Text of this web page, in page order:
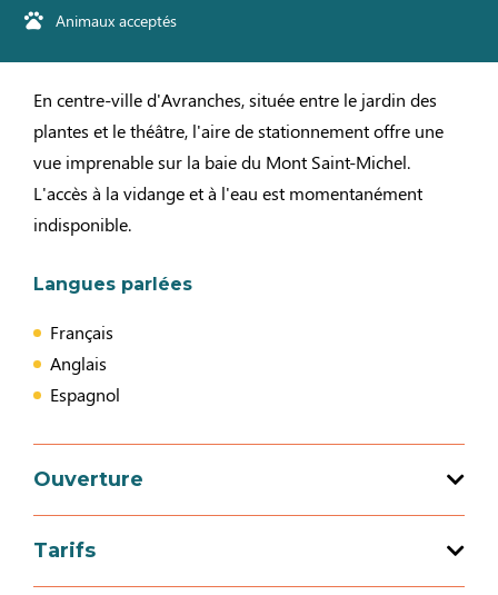
Animaux acceptés
En centre-ville d'Avranches, située entre le jardin des
plantes et le théâtre, l'aire de stationnement offre une
vue imprenable sur la baie du Mont Saint-Michel.
L'accès à la vidange et à l'eau est momentanément
indisponible.
Langues parlées
Français
Anglais
Espagnol
Ouverture
décembre 2026
Tarifs